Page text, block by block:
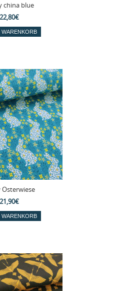
china blue
22,80€
Osterwiese
21,90€